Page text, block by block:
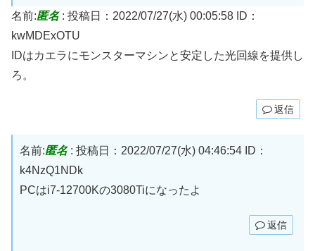
名前:匿名: 投稿日：2022/07/27(水) 00:05:58 ID：
kwMDExOTU
IDはカエラにモンスターマシンと安定した光回線を提供し
ろ。
返信
名前:匿名: 投稿日：2022/07/27(水) 04:46:54
ID：
k4NzQ1NDk
PCはi7-12700Kの3080Tiになったよ
返信